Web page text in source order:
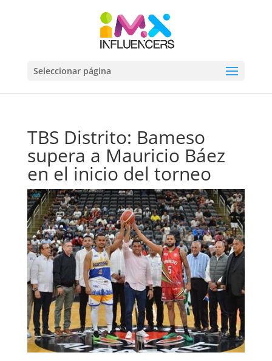
Seleccionar página
TBS Distrito: Bameso
supera a Mauricio Báez
en el inicio del torneo